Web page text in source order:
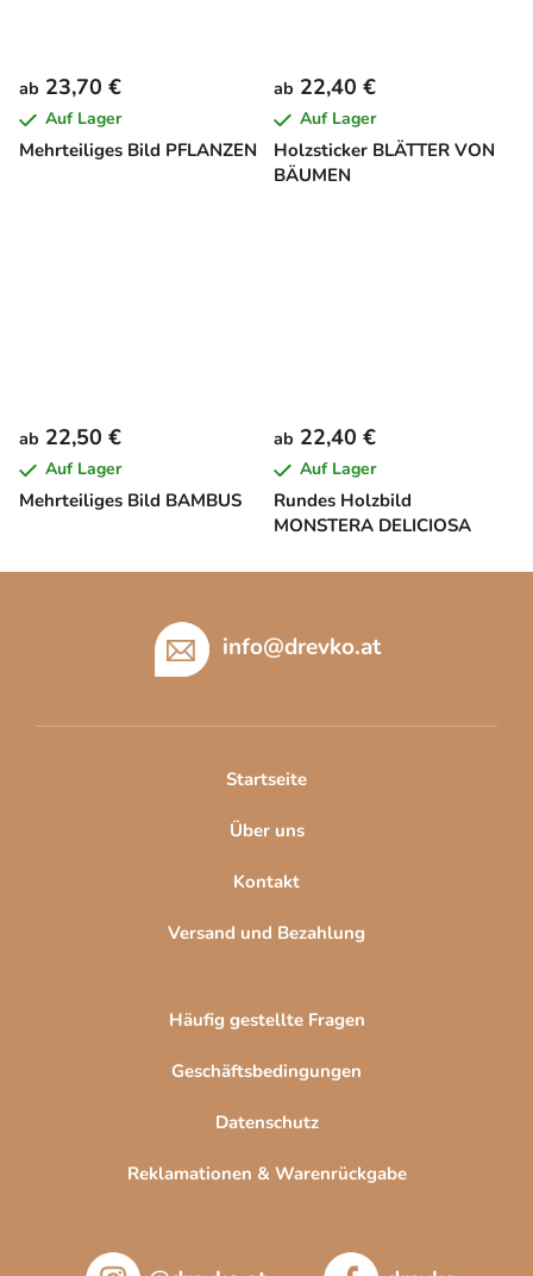
Mehrteiliges Bild PFLANZEN
ab 23,70 €
Auf Lager
Holzsticker BLÄTTER VON
BÄUMEN
ab 22,40 €
Auf Lager
Mehrteiliges Bild BAMBUS
ab 22,50 €
Auf Lager
Rundes Holzbild
MONSTERA DELICIOSA
ab 22,40 €
Auf Lager
info@drevko.at
Startseite
Über uns
Kontakt
Versand und Bezahlung
Häufig gestellte Fragen
Geschäftsbedingungen
Datenschutz
Reklamationen & Warenrückgabe